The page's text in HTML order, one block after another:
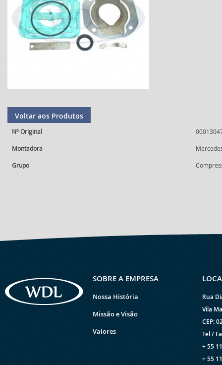
Voltar aos Produtos
Nº Original
Montadora
Grupo
SOBRE A EMPRESA
Nossa História
Missão e Visão
Valores
Rua
Vila
CEP:
Tel /
+ 55
+ 55